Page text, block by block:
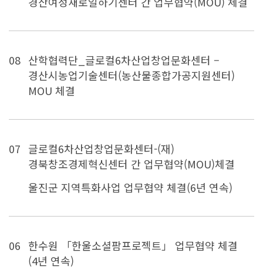
08 산학협력단_글로컬6차산업창업문화센터 –
경산시농업기술센터(농산물종합가공지원센터)
MOU 체결
07 글로컬6차산업창업문화센터-(재)
경북창조경제혁신센터 간 업무협약(MOU)체결
울진군 지역특화사업 업무협약 체결(6년 연속)
06 한수원 「한울소셜팜프로젝트」 업무협약 체결
(4년 연속)